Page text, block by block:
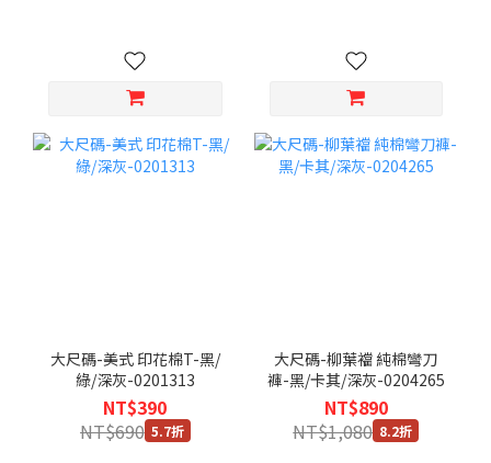
大尺碼-美式 印花棉T-黑/
綠/深灰-0201313
NT$390
NT$690 5.7折
大尺碼-柳葉襠 純棉彎刀
褲-黑/卡其/深灰-0204265
NT$890
NT$1,080 8.2折